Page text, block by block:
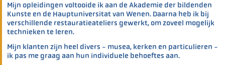
Mijn opleidingen voltooide ik aan de Akademie der bildenden
Kunste en de Hauptuniversitat van Wenen. Daarna heb ik bij
verschillende restauratieateliers gewerkt, om zoveel mogelijk
technieken te leren.
Mijn klanten zijn heel divers - musea, kerken en particulieren -
ik pas me graag aan hun individuele behoeftes aan.